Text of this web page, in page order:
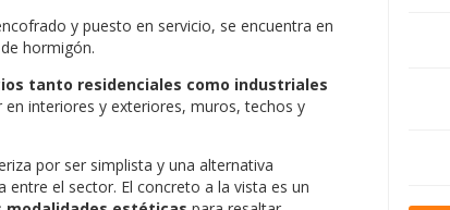
y puesto en servicio, se encuentra en
hormigón.
tanto residenciales como industriales
en interiores y exteriores, muros, techos y
por ser simplista y una alternativa
el sector. El concreto a la vista es un